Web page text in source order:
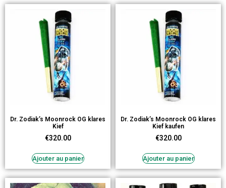
Dr. Zodiak’s Moonrock OG klares
Kief
€320.00
Ajouter au panier
Dr. Zodiak’s Moonrock OG klares
Kief kaufen
€320.00
Ajouter au panier